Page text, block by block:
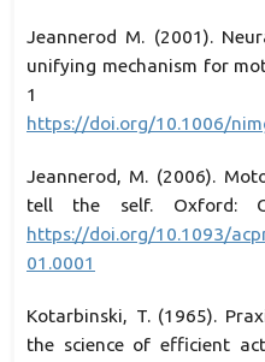
Jeannerod M. (2001).
unifying mechanism for
1
https://doi.org/10.1006/
Jeannerod, M. (2006).
tell the self. Oxford:
https://doi.org/10.1093/
01.0001
Kotarbinski, T. (1965).
the science of efficient